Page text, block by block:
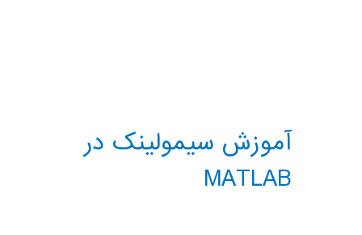
آموزش سیمولینک در
MATLAB